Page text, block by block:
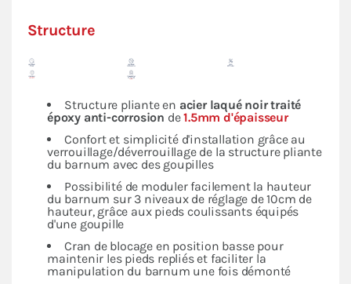
Structure
Structure pliante en acier laqué noir traité
époxy anti-corrosion de1.5mm d'épaisseur
Confort et simplicité d'installation grâce au
verrouillage/déverrouillage de la structure pliante
du barnum avec des goupilles
Possibilité de moduler facilement la hauteur
du barnum sur 3 niveaux de réglage de 10cm de
hauteur, grâce aux pieds coulissants équipés
d'une goupille
Cran de blocage en position basse pour
maintenir les pieds repliés et faciliter la
manipulation du barnum une fois démonté